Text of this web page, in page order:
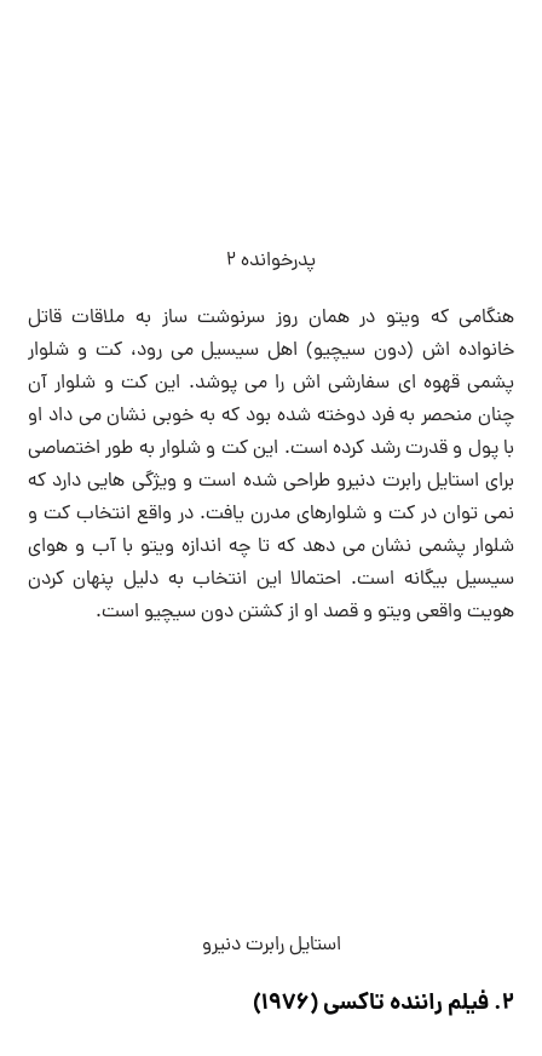
پدرخوانده 2
هنگامی که ویتو در همان روز سرنوشت ساز به ملاقات قاتل
خانواده اش (دون سیچیو) اهل سیسیل می رود، کت و شلوار
پشمی قهوه ای سفارشی اش را می پوشد. این کت و شلوار آن
چنان منحصر به فرد دوخته شده بود که به خوبی نشان می داد او
با پول و قدرت رشد کرده است. این کت و شلوار به طور اختصاصی
برای استایل رابرت دنیرو طراحی شده است و ویژگی هایی دارد که
نمی توان در کت و شلوارهای مدرن یافت. در واقع انتخاب کت و
شلوار پشمی نشان می دهد که تا چه اندازه ویتو با آب و هوای
سیسیل بیگانه است. احتمالا این انتخاب به دلیل پنهان کردن
هویت واقعی ویتو و قصد او از کشتن دون سیچیو است.
استایل رابرت دنیرو
2. فیلم راننده تاکسی (1976)